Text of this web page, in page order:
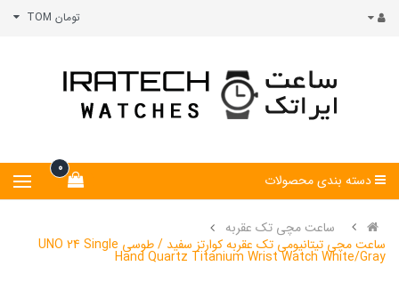
تومان TOM
0
دسته بندی محصولات
ساعت مچی تک عقربه
ساعت مچی تیتانیومی تک عقربه کوارتز سفید / طوسی UNO 24 Single
Hand Quartz Titanium Wrist Watch White/Gray